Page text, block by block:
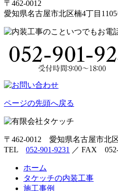
〒462-0012
愛知県名古屋市北区楠4丁目
ページの先頭へ戻る
〒462-0012 愛知県名古屋市北
TEL 052-901-9231 ／ FAX 052-
ホーム
タケッチの内装工事
施工事例